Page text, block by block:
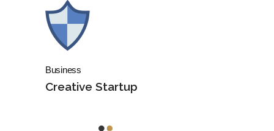
Business
Creative Startup